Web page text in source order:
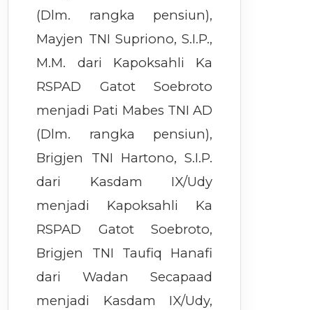
(Dlm. rangka pensiun),
Mayjen TNI Supriono, S.I.P.,
M.M. dari Kapoksahli Ka
RSPAD Gatot Soebroto
menjadi Pati Mabes TNI AD
(Dlm. rangka pensiun),
Brigjen TNI Hartono, S.I.P.
dari Kasdam IX/Udy
menjadi Kapoksahli Ka
RSPAD Gatot Soebroto,
Brigjen TNI Taufiq Hanafi
dari Wadan Secapaad
menjadi Kasdam IX/Udy,